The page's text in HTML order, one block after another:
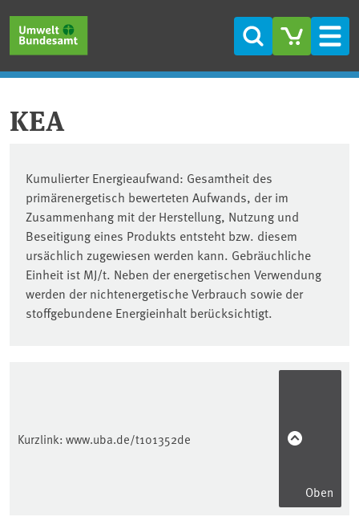
Suche
KEA
Kumulierter Energieaufwand: Gesamtheit des
primärenergetisch bewerteten Aufwands, der im
Zusammenhang mit der Herstellung, Nutzung und
Beseitigung eines Produkts entsteht bzw. diesem
ursächlich zugewiesen werden kann. Gebräuchliche
Einheit ist MJ/t. Neben der energetischen Verwendung
werden der nichtenergetische Verbrauch sowie der
stoffgebundene Energieinhalt berücksichtigt.
Kurzlink: www.uba.de/t101352de
Oben